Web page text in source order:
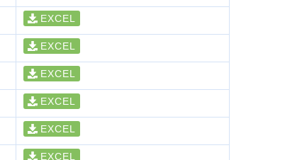
EXCEL
EXCEL
EXCEL
EXCEL
EXCEL
EXCEL